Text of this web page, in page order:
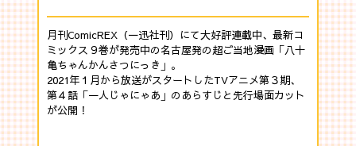
月刊ComicREX（一迅社刊）にて大好評連載中、最新コ
ミックス９巻が発売中の名古屋発の超ご当地漫画「八十
亀ちゃんかんさつにっき」。
2021年１月から放送がスタートしたTVアニメ第３期、
第４話「一人じゃにゃあ」のあらすじと先行場面カット
が公開！